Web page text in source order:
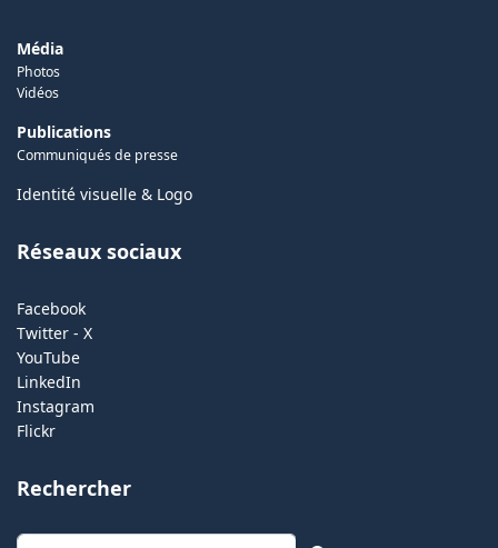
Média
Photos
Vidéos
Publications
Communiqués de presse
Identité visuelle & Logo
Réseaux sociaux
Facebook
Twitter - X
YouTube
LinkedIn
Instagram
Flickr
Rechercher